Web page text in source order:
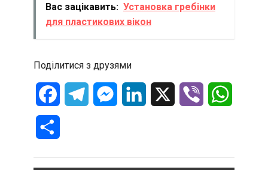
Вас зацікавить: Установка гребінки
для пластикових вікон
Поділитися з друзями
FacebookTelegramMessenger
LinkedIn Viber